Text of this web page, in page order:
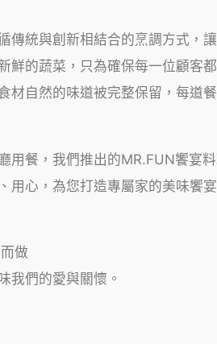
傳統與創新相結合的烹調方式，
鮮的蔬菜，只為確保每一位顧客
材自然的味道被完整保留，每道
用餐，我們推出的MR.FUN饗宴
用心，為您打造專屬家的美味饗
做
我們的愛與關懷。